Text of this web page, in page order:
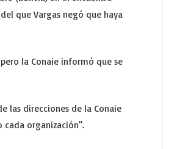
que Vargas negó que haya
la Conaie informó que se
las direcciones de la Conaie
organización”.